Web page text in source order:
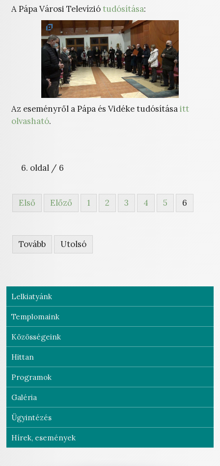
A Pápa Városi Televíziótudósítása:
Az eseményről a Pápa és Vidéke tudósításaitt
olvasható.
6. oldal / 6
Első Előző 1 2 3 4 5 6
Tovább Utolsó
Lelkiatyánk
Templomaink
Közösségeink
Hittan
Programok
Galéria
Ügyintézés
Hírek, események